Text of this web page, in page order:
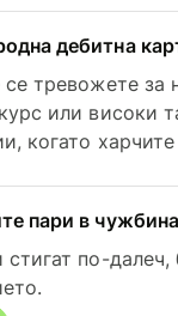
дебитна
тревожете за
или високи
когато
пари в
по-далеч,